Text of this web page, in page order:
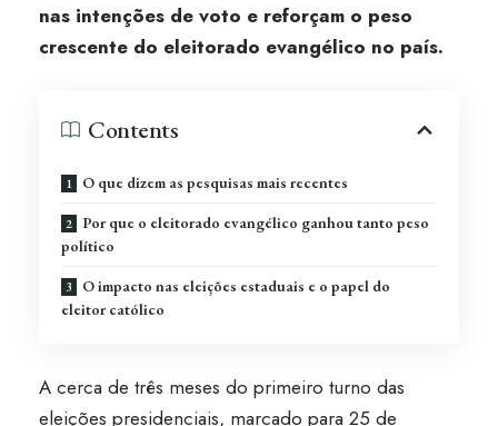
nas intenções de voto e reforçam o peso
crescente do eleitorado evangélico no país.
Contents
O que dizem as pesquisas mais recentes
Por que o eleitorado evangélico ganhou tanto peso
político
O impacto nas eleições estaduais e o papel do
eleitor católico
A cerca de três meses do primeiro turno das
eleições presidenciais, marcado para 25 de